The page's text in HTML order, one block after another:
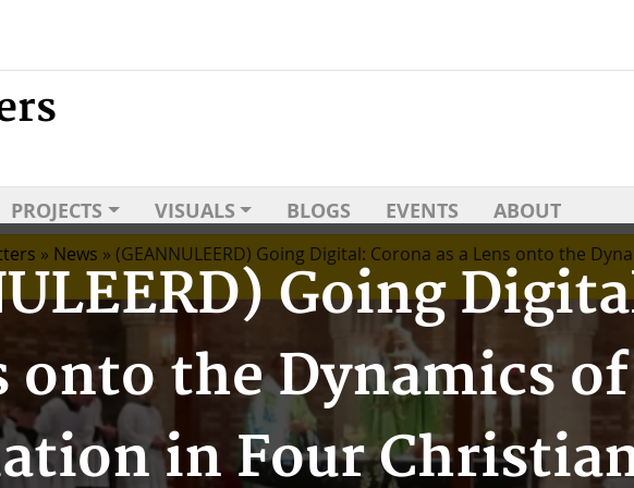
PROJECTS VISUALS BLOGS EVENTS ABOUT
» News » (GEANNULEERD) Going Digital: Corona as a Lens onto the
Going
onto the Dynamics
in Four